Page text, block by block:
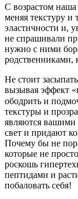
С возрастом
меняя текстуру и
эластичности и,
не спрашивали
нужно с ними
родственниками,
Не стоит
вызывая эффект
ободрить и
текстуры и
являются
свет и придают
Почему бы не
которые не
роскошь
пептидами и
побаловать себя!